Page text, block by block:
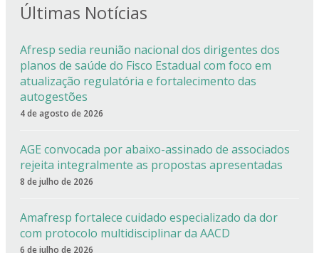
Últimas Notícias
Afresp sedia reunião nacional dos dirigentes dos
planos de saúde do Fisco Estadual com foco em
atualização regulatória e fortalecimento das
autogestões
4 de agosto de 2026
AGE convocada por abaixo-assinado de associados
rejeita integralmente as propostas apresentadas
8 de julho de 2026
Amafresp fortalece cuidado especializado da dor
com protocolo multidisciplinar da AACD
6 de julho de 2026